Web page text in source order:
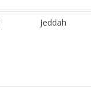
Jeddah